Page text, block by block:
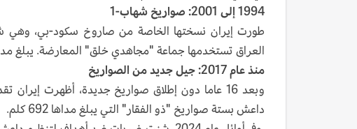
1994 إلى 2001: صواريخ شهاب-1
العراق تستخدمها جماعة "مجاهدي خلق" المعارضة. يبلغ مدى صاروخ
منذ عام 2017: جيل جديد من الصواريخ
داعش بستة صواريخ "ذو الفقار" التي يبلغ مداها 692 كلم.